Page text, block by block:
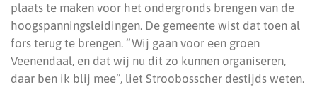
plaats te maken voor het ondergronds brengen van de
hoogspanningsleidingen. De gemeente wist dat toen al
fors terug te brengen. “Wij gaan voor een groen
Veenendaal, en dat wij nu dit zo kunnen organiseren,
daar ben ik blij mee”, liet Stroobosscher destijds weten.